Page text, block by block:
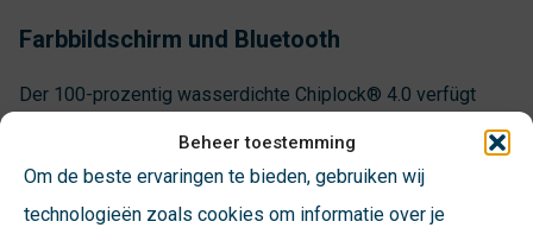
Beheer toestemming
Om de beste ervaringen te bieden, gebruiken wij
technologieën zoals cookies om informatie over je
Farbbildschirm und Bluetooth
Der 100-prozentig wasserdichte Chiplock® 4.0 verfügt
außerdem über einen neuen, hellen Farbbildschirm,
drahtlose Kommunikation und ein Modem, das für
verschiedene Netze wie 2G und 4G geeignet ist. Sehr